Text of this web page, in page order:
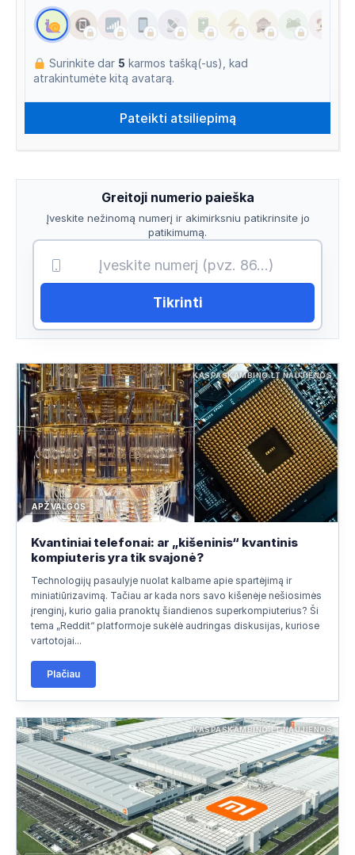
Surinkite dar 5 karmos tašką(-us), kad
atrakintumėte kitą avatarą.
Greitoji numerio paieška
Įveskite nežinomą numerį ir akimirksniu patikrinsite jo
patikimumą.
Tikrinti
KASPASKAMBINO.LT NAUJIENOS
APŽVALGOS
Kvantiniai telefonai: ar „kišeninis“ kvantinis
kompiuteris yra tik svajonė?
Technologijų pasaulyje nuolat kalbame apie spartėjimą ir
miniatiūrizavimą. Tačiau ar kada nors savo kišenėje nešiosimės
įrenginį, kurio galia pranoktų šiandienos superkompiuterius? Ši
tema „Reddit“ platformoje sukėlė audringas diskusijas, kuriose
vartotojai...
Plačiau
KASPASKAMBINO.LT NAUJIENOS